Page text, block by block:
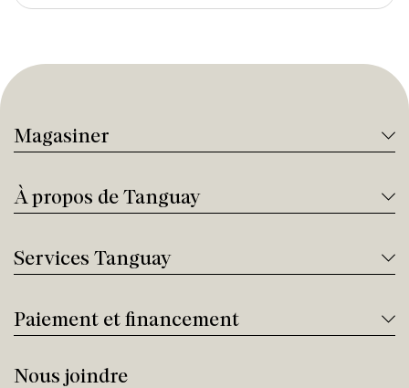
Magasiner
À propos de Tanguay
Services Tanguay
Paiement et financement
Nous joindre